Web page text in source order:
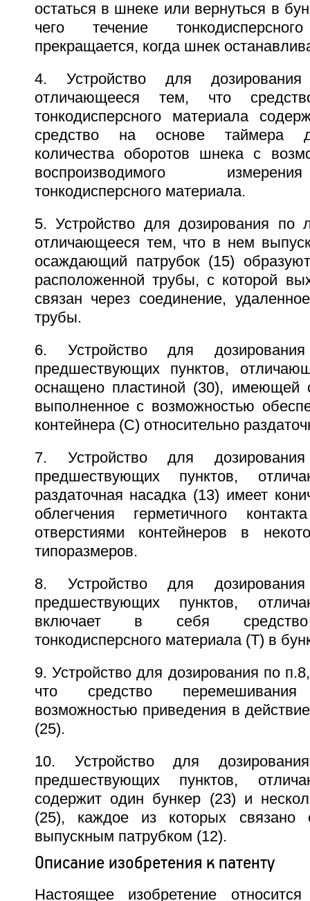
остаться в шнеке или вернуться в
чего течение
прекращается, когда шнек
4. Устройство для
отличающееся тем, что
тонкодисперсного материала
средство на основе таймера
количества оборотов шнека с
воспроизводимого
тонкодисперсного материала.
5. Устройство для дозирования
отличающееся тем, что в нем
осаждающий патрубок (15)
расположенной трубы, с которой
связан через соединение,
трубы.
6. Устройство для
предшествующих пунктов,
оснащено пластиной (30), имеющей
выполненное с возможностью
контейнера (С) относительно
7. Устройство для
предшествующих пунктов,
раздаточная насадка (13) имеет
облегчения герметичного
отверстиями контейнеров в
типоразмеров.
8. Устройство для
предшествующих пунктов,
включает в себя средство
тонкодисперсного материала (Т) в
9. Устройство для дозирования по
что средство
возможностью приведения в
(25).
10. Устройство для
предшествующих пунктов,
содержит один бункер (23) и
(25), каждое из которых связано
выпускным патрубком (12).
Описание изобретения к патенту
Настоящее изобретение